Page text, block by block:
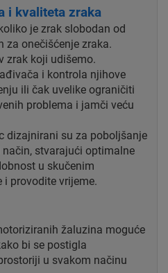
i kvaliteta zraka
je zrak slobodan od
za onečišćenje zraka.
zrak koji udišemo.
i kontrola njihove
ili čak uvelike ograničiti
problema i jamči veću
dizajnirani su za poboljšanje
stvarajući optimalne
u skučenim
provodite vrijeme.
žaluzina moguće
bi se postigla
u svakom načinu